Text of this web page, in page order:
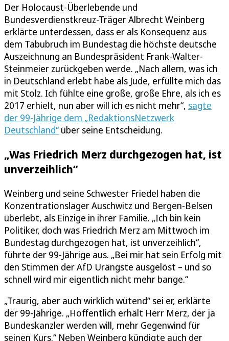
Der Holocaust-Überlebende und
Bundesverdienstkreuz-Träger Albrecht Weinberg
erklärte unterdessen, dass er als Konsequenz aus
dem Tabubruch im Bundestag die höchste deutsche
Auszeichnung an Bundespräsident Frank-Walter-
Steinmeier zurückgeben werde. „Nach allem, was ich
in Deutschland erlebt habe als Jude, erfüllte mich das
mit Stolz. Ich fühlte eine große, große Ehre, als ich es
2017 erhielt, nun aber will ich es nicht mehr“, sagte
der 99-Jährige dem „RedaktionsNetzwerk
Deutschland“ über seine Entscheidung.
„Was Friedrich Merz durchgezogen hat, ist
unverzeihlich“
Weinberg und seine Schwester Friedel haben die
Konzentrationslager Auschwitz und Bergen-Belsen
überlebt, als Einzige in ihrer Familie. „Ich bin kein
Politiker, doch was Friedrich Merz am Mittwoch im
Bundestag durchgezogen hat, ist unverzeihlich“,
führte der 99-Jährige aus. „Bei mir hat sein Erfolg mit
den Stimmen der AfD Urängste ausgelöst – und so
schnell wird mir eigentlich nicht mehr bange.“
„Traurig, aber auch wirklich wütend“ sei er, erklärte
der 99-Jährige. „Hoffentlich erhält Herr Merz, der ja
Bundeskanzler werden will, mehr Gegenwind für
seinen Kurs.“ Neben Weinberg kündigte auch der